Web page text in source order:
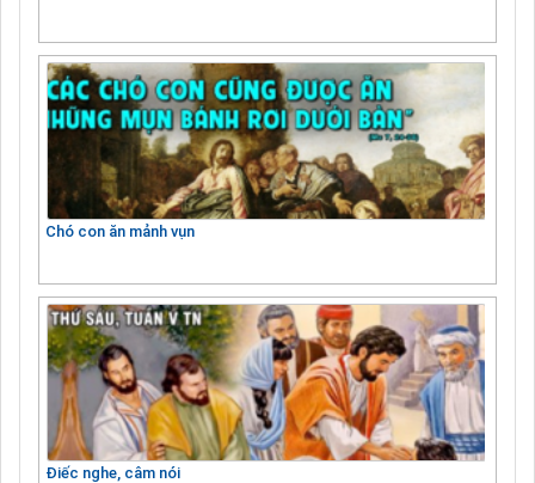
Chó con ăn mảnh vụn
Điếc nghe, câm nói